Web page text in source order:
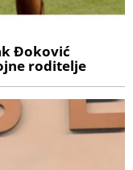
Đoković
roditelje